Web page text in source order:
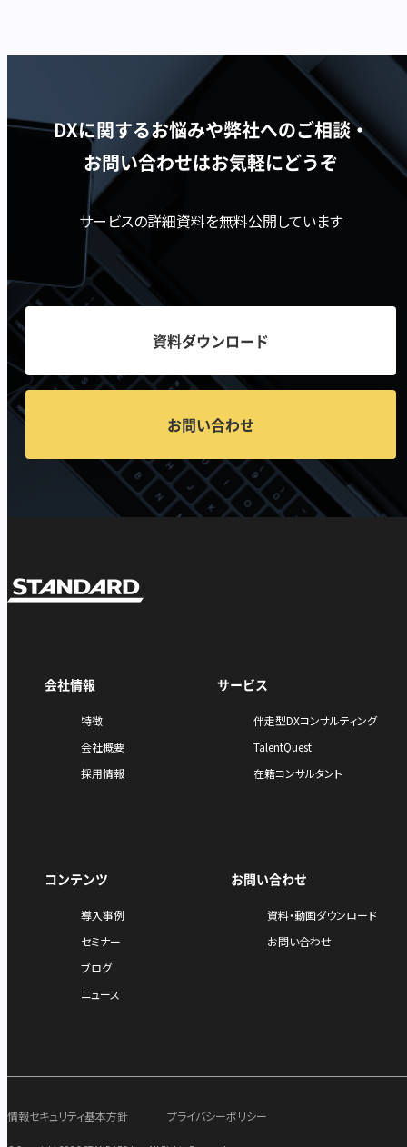
DXに関するお悩みや弊社へのご相談・
お問い合わせはお気軽にどうぞ
サービスの詳細資料を無料公開しています
資料ダウンロード
お問い合わせ
会社情報
特徴
会社概要
採用情報
サービス
伴走型DXコンサルティング
TalentQuest
在籍コンサルタント
コンテンツ
導入事例
セミナー
ブログ
ニュース
お問い合わせ
資料・動画ダウンロード
お問い合わせ
情報セキュリティ基本方針 プライバシーポリシー